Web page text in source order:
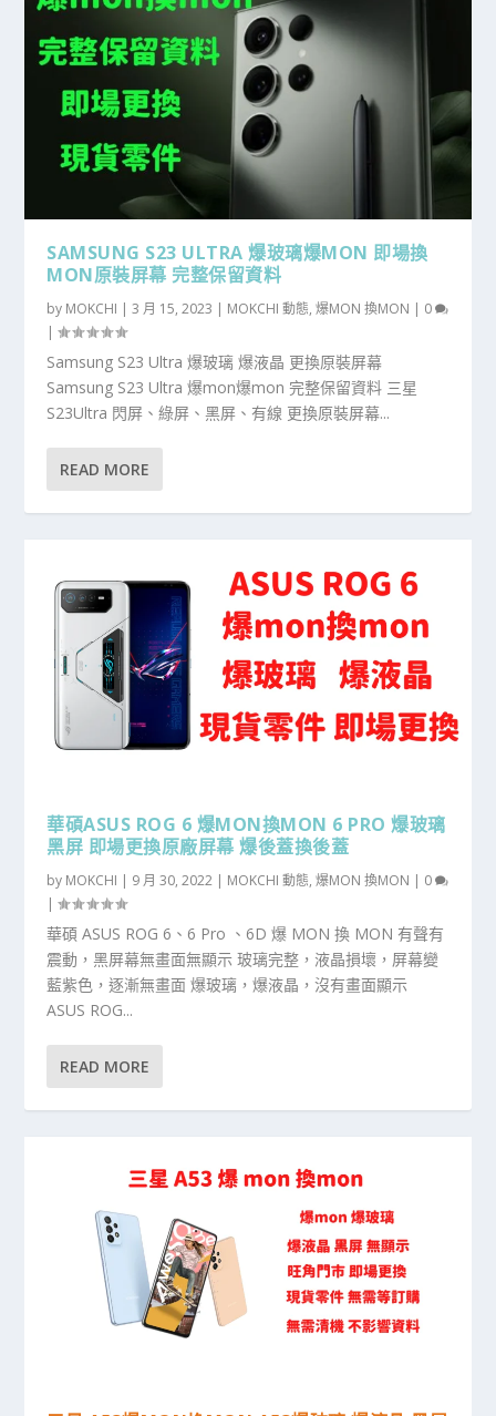
SAMSUNG S23 ULTRA 爆玻璃爆MON 即場換
MON原裝屏幕 完整保留資料
by MOKCHI |3 月 15, 2023 | MOKCHI 動態,爆MON 換MON | 0
|
Samsung S23 Ultra 爆玻璃 爆液晶 更換原裝屏幕
Samsung S23 Ultra 爆mon爆mon 完整保留資料 三星
S23Ultra 閃屏、綠屏、黑屏、有線 更換原裝屏幕...
READ MORE
華碩ASUS ROG 6 爆MON換MON 6 PRO 爆玻璃
黑屏 即場更換原廠屏幕 爆後蓋換後蓋
by MOKCHI | 9 月 30, 2022 | MOKCHI 動態,爆MON 換MON | 0
|
華碩 ASUS ROG 6、6 Pro 、6D 爆 MON 換 MON 有聲有
震動，黑屏幕無畫面無顯示 玻璃完整，液晶損壞，屏幕變
藍紫色，逐漸無畫面 爆玻璃，爆液晶，沒有畫面顯示
ASUS ROG...
READ MORE